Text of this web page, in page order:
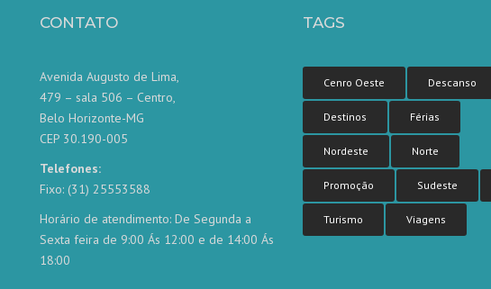
CONTATO
Avenida Augusto de Lima,
479 – sala 506 – Centro,
Belo Horizonte-MG
CEP 30.190-005
Telefones:
Fixo: (31) 25553588
Horário de atendimento: De Segunda a
Sexta feira de 9:00 Ás 12:00 e de 14:00 Ás
18:00
TAGS
Cenro Oeste Descanso
Destinos Férias
Nordeste Norte
Promoção Sudeste
Turismo Viagens